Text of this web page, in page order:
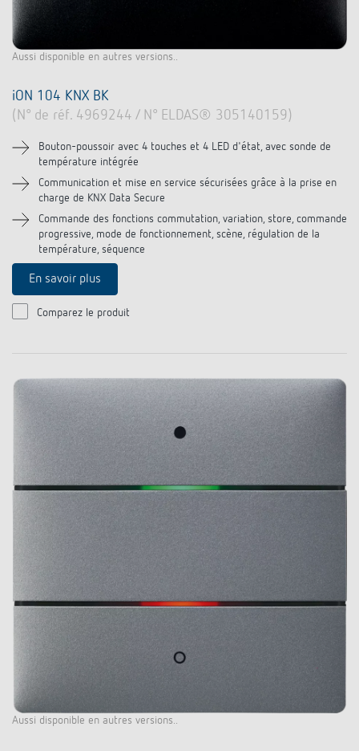
Aussi disponible en autres versions..
iON 104 KNX BK
(N° de réf. 4969244 / N° ELDAS® 305140159)
Bouton-poussoir avec 4 touches et 4 LED d'état, avec sonde de
température intégrée
Communication et mise en service sécurisées grâce à la prise en
charge de KNX Data Secure
Commande des fonctions commutation, variation, store, commande
progressive, mode de fonctionnement, scène, régulation de la
température, séquence
En savoir plus
Comparez le produit
Aussi disponible en autres versions..